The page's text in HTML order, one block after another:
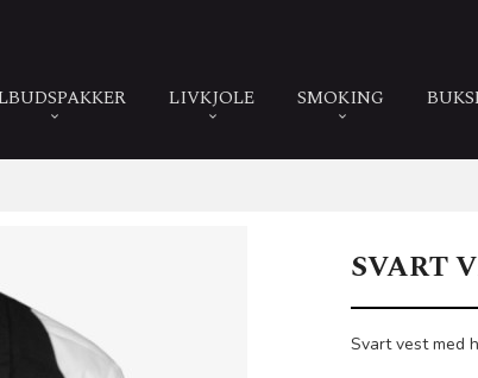
LIVKJOLE SMOKING
SVART
Svart vest med